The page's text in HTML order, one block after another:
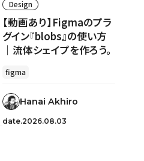
Design
【動画あり】Figmaのプラ
グイン『blobs』の使い方
｜流体シェイプを作ろう。
figma
Hanai Akhiro
date.2026.08.03